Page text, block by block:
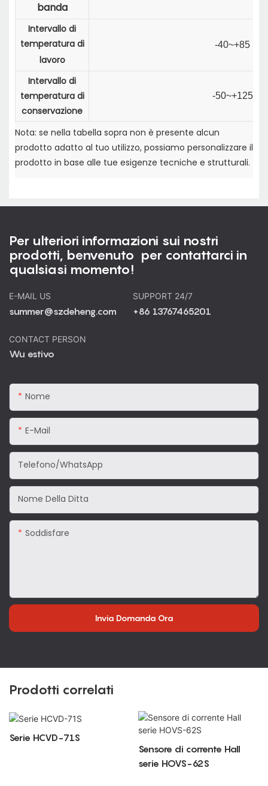
banda
Intervallo di
temperatura di
lavoro
-40~+85
Intervallo di
temperatura di
conservazione
-50~+125
Nota: se nella tabella sopra non è presente alcun
prodotto adatto al tuo utilizzo, possiamo personalizzare il
prodotto in base alle tue esigenze tecniche e strutturali.
Per ulteriori informazioni sui nostri
prodotti, benvenuto per contattarci in
qualsiasi momento!
E-MAIL US
summer@szdeheng.com
SUPPORT 24/7
+86 13767465201
CONTACT PERSON
Wu estivo
Nome
E-Mail
Telefono/WhatsApp
Nome Della Ditta
Soddisfare
Invia Domanda Ora
Prodotti correlati
Serie HCVD-71S
Sensore di corrente Hall
serie HOVS-62S